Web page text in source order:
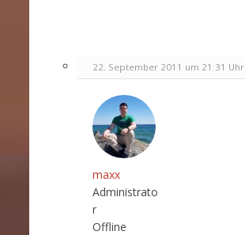
22. September 2011 um 21:31 Uhr
maxx
Administrato
r
Offline